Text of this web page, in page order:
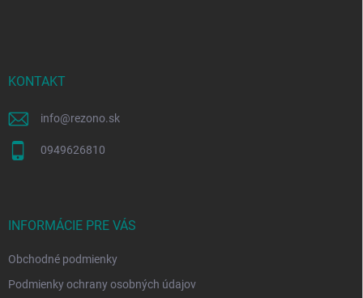
KONTAKT
info@rezono.sk
0949626810
INFORMÁCIE PRE VÁS
Obchodné podmienky
Podmienky ochrany osobných údajov